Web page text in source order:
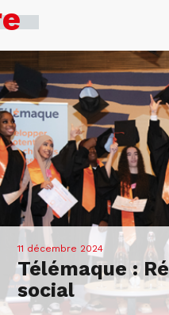
11 décembre 2024
Télémaque :
social